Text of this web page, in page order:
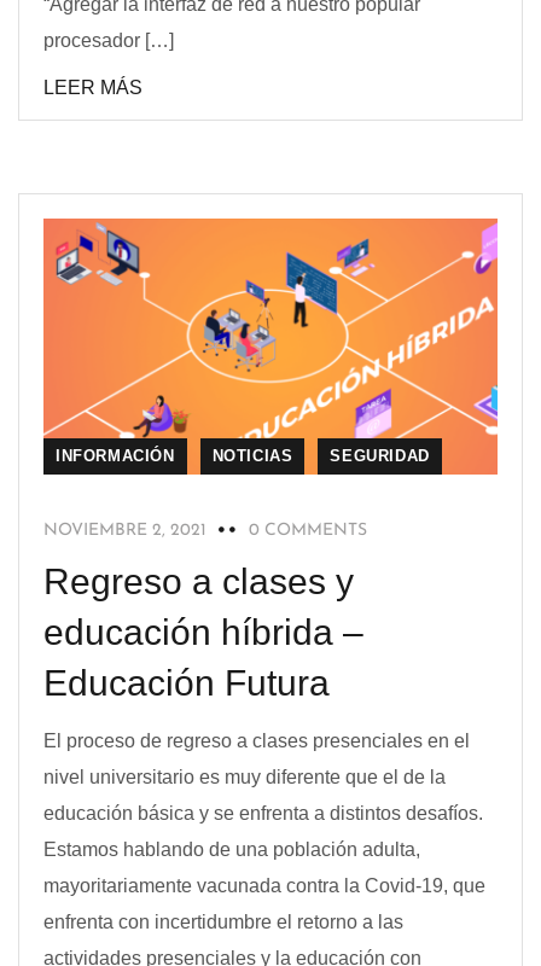
“Agregar la interfaz de red a nuestro popular
procesador […]
LEER MÁS
INFORMACIÓN NOTICIAS SEGURIDAD
NOVIEMBRE 2, 2021 0 COMMENTS
Regreso a clases y
educación híbrida –
Educación Futura
El proceso de regreso a clases presenciales en el
nivel universitario es muy diferente que el de la
educación básica y se enfrenta a distintos desafíos.
Estamos hablando de una población adulta,
mayoritariamente vacunada contra la Covid-19, que
enfrenta con incertidumbre el retorno a las
actividades presenciales y la educación con